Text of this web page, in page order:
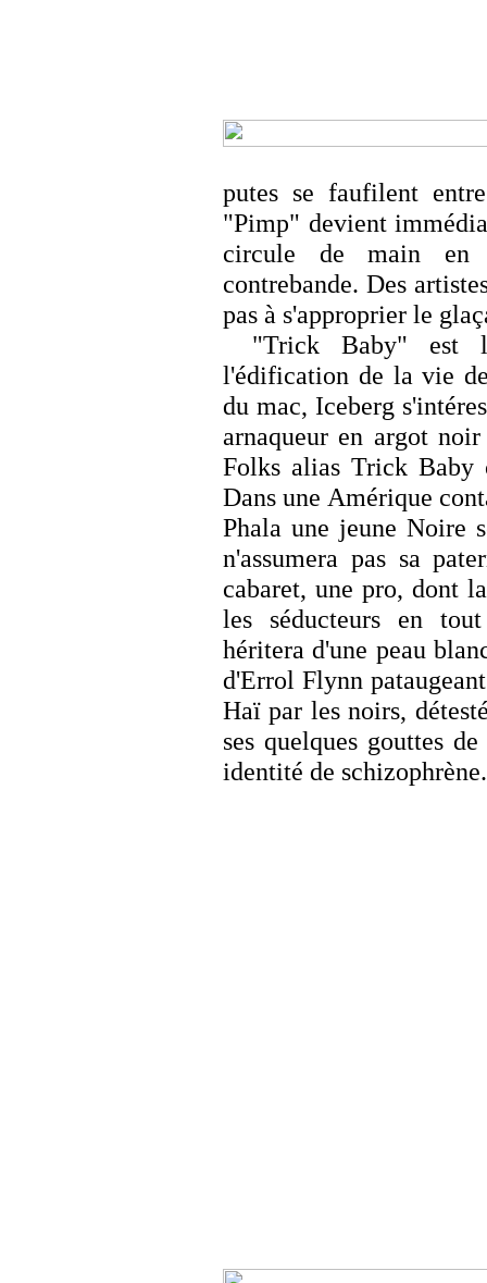
putes se faufilent
"Pimp" devient
circule de main en
contrebande. Des
pas à s'approprier le
"Trick Baby" est
l'édification de la vie
du mac, Iceberg
arnaqueur en argot
Folks alias Trick Baby
Dans une Amérique
Phala une jeune Noire
n'assumera pas sa
cabaret, une pro, dont
les séducteurs en
héritera d'une peau
d'Errol Flynn
Haï par les noirs,
ses quelques gouttes
identité de